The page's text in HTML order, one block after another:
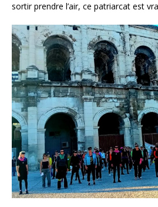
sortir prendre l’air, ce patriarcat est